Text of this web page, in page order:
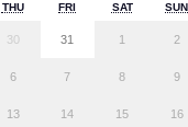
THU FRI SAT SUN
30 31 1 2
6 7 8 9
13 14 15 16